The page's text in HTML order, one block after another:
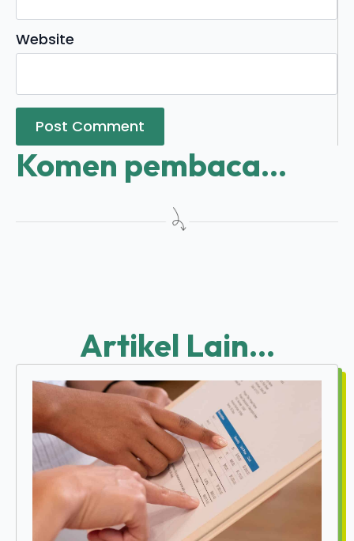
Website
Komen pembaca...
Artikel Lain...